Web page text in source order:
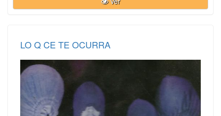
LO Q CE TE OCURRA